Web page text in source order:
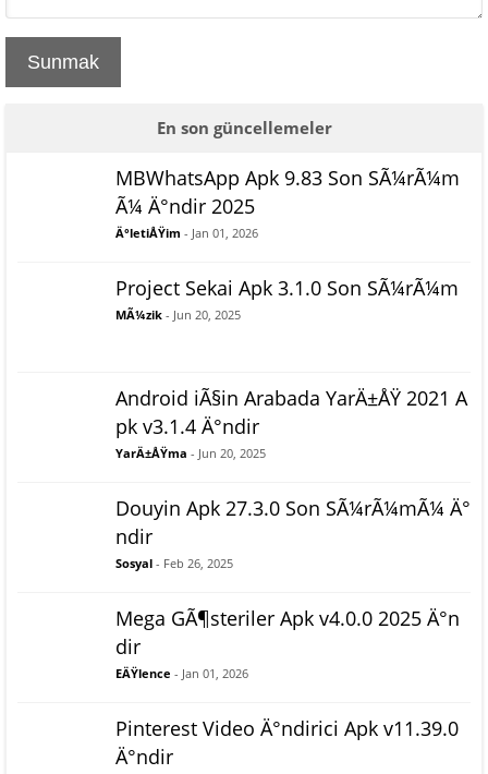
Sunmak
En son güncellemeler
MBWhatsApp Apk 9.83 Son SÃ¼rÃ¼m
Ã¼ Ä°ndir 2025
Ä°letiÅŸim - Jan 01, 2026
Project Sekai Apk 3.1.0 Son SÃ¼rÃ¼m
MÃ¼zik - Jun 20, 2025
Android iÃ§in Arabada YarÄ±ÅŸ 2021 A
pk v3.1.4 Ä°ndir
YarÄ±ÅŸma - Jun 20, 2025
Douyin Apk 27.3.0 Son SÃ¼rÃ¼mÃ¼ Ä°
ndir
Sosyal - Feb 26, 2025
Mega GÃ¶steriler Apk v4.0.0 2025 Ä°n
dir
EÄŸlence - Jan 01, 2026
Pinterest Video Ä°ndirici Apk v11.39.0
Ä°ndir